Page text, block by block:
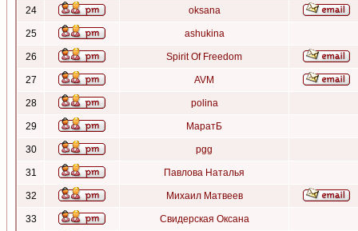
24 oksana
25 ashukina
26 Spirit Of Freedom
27 AVM
28 polina
29 МаратБ
30 pgg
31 Павлова Наталья
32 Михаил Матвеев
33 Свидерская Оксана